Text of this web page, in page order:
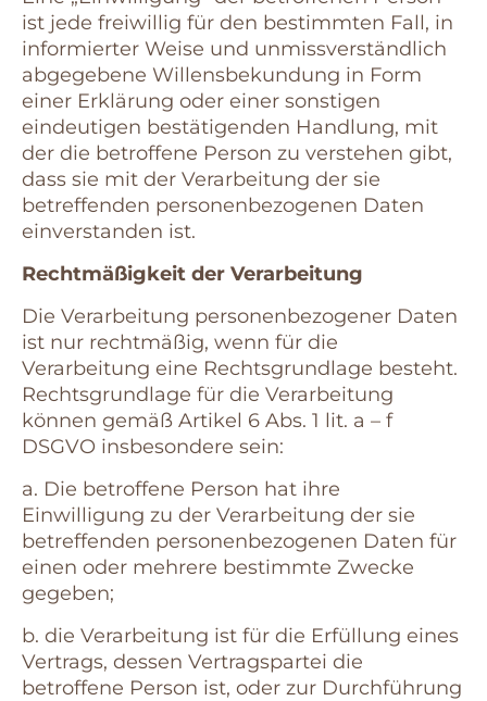
ist jede freiwillig für den bestimmten Fall, in
informierter Weise und unmissverständlich
abgegebene Willensbekundung in Form
einer Erklärung oder einer sonstigen
eindeutigen bestätigenden Handlung, mit
der die betroffene Person zu verstehen gibt,
dass sie mit der Verarbeitung der sie
betreffenden personenbezogenen Daten
einverstanden ist.
Rechtmäßigkeit der Verarbeitung
Die Verarbeitung personenbezogener Daten
ist nur rechtmäßig, wenn für die
Verarbeitung eine Rechtsgrundlage besteht.
Rechtsgrundlage für die Verarbeitung
können gemäß Artikel 6 Abs. 1 lit. a – f
DSGVO insbesondere sein:
a. Die betroffene Person hat ihre
Einwilligung zu der Verarbeitung der sie
betreffenden personenbezogenen Daten für
einen oder mehrere bestimmte Zwecke
gegeben;
b. die Verarbeitung ist für die Erfüllung eines
Vertrags, dessen Vertragspartei die
betroffene Person ist, oder zur Durchführung